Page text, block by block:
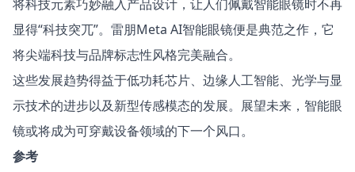
将科技元素巧妙融入产品设计，让人们佩戴智能眼镜时不再
显得“科技突兀”。雷朋Meta AI智能眼镜便是典范之作，它
将尖端科技与品牌标志性风格完美融合。
这些发展趋势得益于低功耗芯片、边缘人工智能、光学与显
示技术的进步以及新型传感模态的发展。展望未来，智能眼
镜或将成为可穿戴设备领域的下一个风口。
参考